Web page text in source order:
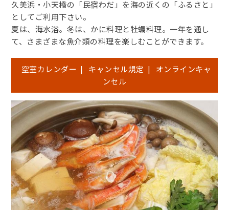
久美浜・小天橋の「民宿わだ」を海の近くの「ふるさと」
としてご利用下さい。
夏は、海水浴。冬は、かに料理と牡蠣料理。一年を通し
て、さまざまな魚介類の料理を楽しむことができます。
空室カレンダー | キャンセル規定 |
オンラインキャ
ンセル